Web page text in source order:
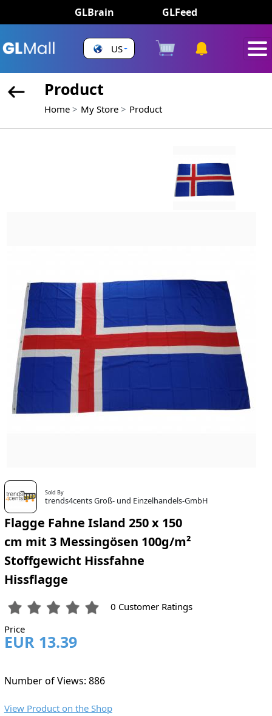
GLBrain GLFeed
US
Product
Home My Store Product
Sold By
trends4cents Groß- und Einzelhandels-GmbH
Flagge Fahne Island 250 x 150
cm mit 3 Messingösen 100g/m²
Stoffgewicht Hissfahne
Hissflagge
0 Customer Ratings
Price
EUR 13.39
Number of Views: 886
View Product on the Shop